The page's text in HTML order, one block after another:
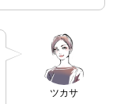
ツカサ